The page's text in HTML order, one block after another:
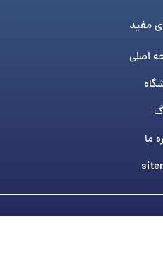
مفید
اصلی
ما